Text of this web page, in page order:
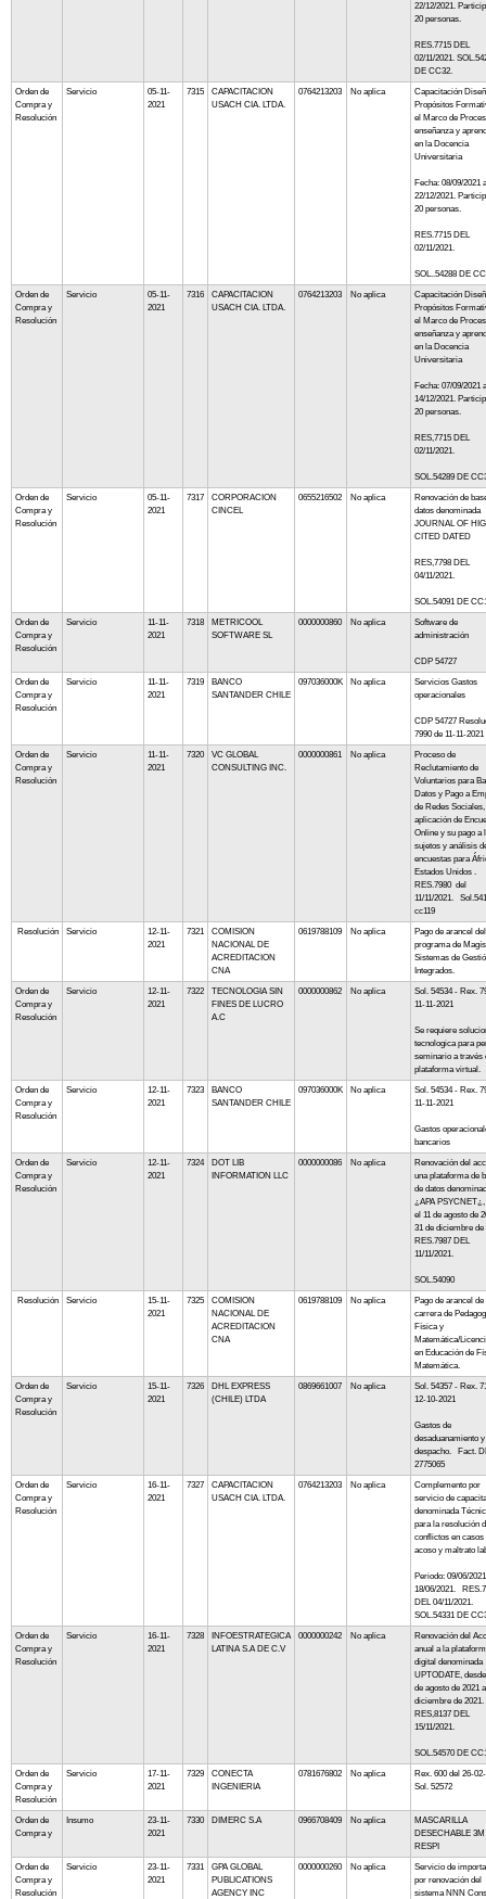
22/12/2021.
20 personas.
RES.7715 DEL
02/11/2021.
DE CC32.
Orden de
Compra y
Resolución
Servicio
05-11-
2021
7315
CAPACITACION
USACH CIA. LTDA.
0764213203 No aplica
Capacitación
Propósitos
el Marco de
enseñanza y
en la Docencia
Universitaria
Fecha: 08/09/2021
22/12/2021.
20 personas.
RES.7715 DEL
02/11/2021.
SOL..54288 DE
Orden de
Compra y
Resolución
Servicio
05-11-
2021
7316
CAPACITACION
USACH CIA. LTDA.
0764213203 No aplica
Capacitación
Propósitos
el Marco de
enseñanza y
en la Docencia
Universitaria
Fecha: 07/09/2021
14/12/2021.
20 personas.
RES,7715 DEL
02/11/2021.
SOL.54289 DE
Orden de
Compra y
Resolución
Servicio
05-11-
2021
7317
CORPORACION
CINCEL
0655216502 No aplica
Renovación de
datos denominada
JOURNAL OF
CITED DATED
RES,7798 DEL
04/11/2021.
SOL.54091 DE
Orden de
Compra y
Resolución
Servicio
11-11-
2021
7318
METRICOOL
SOFTWARE SL
0000000860 No aplica
Software de
administración
CDP 54727
Orden de
Compra y
Resolución
Servicio
11-11-
2021
7319
BANCO
SANTANDER CHILE
097036000K No aplica
Servicios Gastos
operacionales
CDP 54727
7990 de 11-11-2021
Orden de
Compra y
Resolución
Servicio
11-11-
2021
7320
VC GLOBAL
CONSULTING INC.
0000000861 No aplica
Proceso de
Reclutamiento de
Voluntarios para
Datos y Pago a
de Redes Sociales,
aplicación de
Online y su pago a
sujetos y análisis
encuestas para
Estados Unidos .
RES.7980 del
11/11/2021.
cc119
Resolución Servicio
12-11-
2021
7321
COMISION
NACIONAL DE
ACREDITACION
CNA
0619788109 No aplica
Pago de arancel del
programa de
Sistemas de
Integrados.
Orden de
Compra y
Resolución
Servicio
12-11-
2021
7322
TECNOLOGIA SIN
FINES DE LUCRO
A.C
0000000862 No aplica
Sol. 54534 - Rex.
11-11-2021
Se requiere
tecnologica para
seminario a través
plataforma virtual.
Orden de
Compra y
Resolución
Servicio
12-11-
2021
7323
BANCO
SANTANDER CHILE
097036000K No aplica
Sol. 54534 - Rex.
11-11-2021
Gastos
bancarios
Orden de
Compra y
Resolución
Servicio
12-11-
2021
7324
DOT LIB
INFORMATION LLC
0000000086 No aplica
Renovación del
una plataforma de
de datos
¿APA PSYCNET¿,
el 11 de agosto de
31 de diciembre
RES.7987 DEL
11/11/2021.
SOL.54090
Resolución Servicio
15-11-
2021
7325
COMISION
NACIONAL DE
ACREDITACION
CNA
0619788109 No aplica
Pago de arancel de
carrera de
Física y
Matemática/
en Educación de
Matemática.
Orden de
Compra y
Resolución
Servicio
15-11-
2021
7326
DHL EXPRESS
(CHILE) LTDA
0869661007 No aplica
Sol. 54357 - Rex.
12-10-2021
Gastos de
desaduanamiento y
despacho. Fact.
2775065
Orden de
Compra y
Resolución
Servicio
16-11-
2021
7327
CAPACITACION
USACH CIA. LTDA.
0764213203 No aplica
Complemento por
servicio de
denominada
para la resolución
conflictos en casos
acoso y maltrato
Periodo: 09/06/
18/06/2021.
DEL 04/11/2021.
SOL.54331 DE
Orden de
Compra y
Resolución
Servicio
16-11-
2021
7328
INFOESTRATEGICA
LATINA S.A DE C.V
0000000242 No aplica
Renovación del
anual a la
digital denominada
UPTODATE,
de agosto de 2021
diciembre de
RES,8137 DEL
15/11/2021.
SOL.54570 DE
Orden de
Compra y
Resolución
Servicio
17-11-
2021
7329
CONECTA
INGENIERIA
0781676802 No aplica
Rex. 600 del 26-
Sol. 52572
Orden de
Compra y
Insumo
23-11-
2021
7330 DIMERC S.A 0966708409 No aplica
MASCARILLA
DESECHABLE 3M
RESPI
Orden de
Compra y
Resolución
Servicio
23-11-
2021
7331
GPA GLOBAL
PUBLICATIONS
AGENCY INC
0000000260 No aplica
Servicio de
por renovación del
sistema NNN